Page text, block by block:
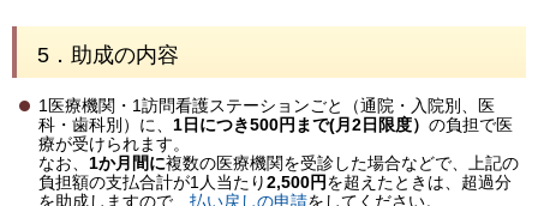
5． 助成の内容
1医療機関・1訪問看護ステーションごと（通院・入院別、医
科・歯科別）に、 1日につき500円まで(月2日限度） の負担で医
療が受けられます。
なお、 1か月間に複数の医療機関を受診した場合などで、上記の
負担額の支払合計が1人当たり2,500円を超えたときは、超過分
を助成しますので、 払い戻しの申請をしてください。